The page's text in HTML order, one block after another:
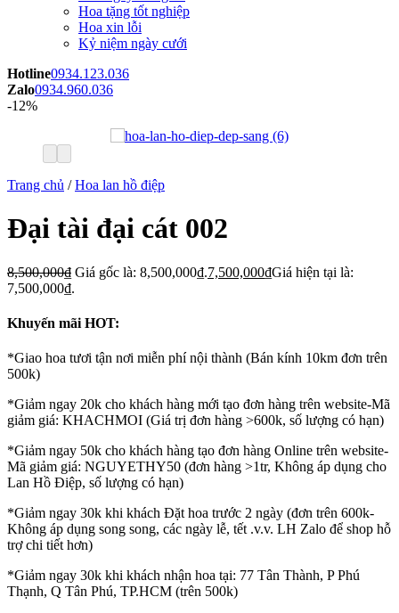
Hoa tặng tốt nghiệp
Hoa xin lỗi
Kỷ niệm ngày cưới
Hotline0934.123.036
Zalo0934.960.036
-12%
Trang chủ / Hoa lan hồ điệp
Đại tài đại cát 002
8,500,000₫ Giá gốc là: 8,500,000₫.7,500,000₫Giá hiện tại là:
7,500,000₫.
Khuyến mãi HOT:
*Giao hoa tươi tận nơi miễn phí nội thành (Bán kính 10km đơn trên
500k)
*Giảm ngay 20k cho khách hàng mới tạo đơn hàng trên website-Mã
giảm giá: KHACHMOI (Giá trị đơn hàng >600k, số lượng có hạn)
*Giảm ngay 50k cho khách hàng tạo đơn hàng Online trên website-
Mã giảm giá: NGUYETHY50 (đơn hàng >1tr, Không áp dụng cho
Lan Hồ Điệp, số lượng có hạn)
*Giảm ngay 30k khi khách Đặt hoa trước 2 ngày (đơn trên 600k-
Không áp dụng song song, các ngày lễ, tết .v.v. LH Zalo để shop hỗ
trợ chi tiết hơn)
*Giảm ngay 30k khi khách nhận hoa tại: 77 Tân Thành, P Phú
Thạnh, Q Tân Phú, TP.HCM (trên 500k)